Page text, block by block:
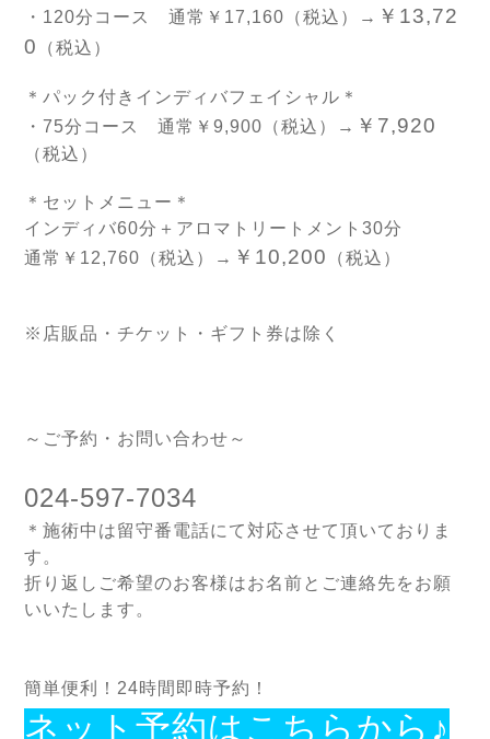
・120分コース 通常￥17,160（税込）→ ￥13,72
0
（税込）
＊パック付きインディバフェイシャル＊
・75分コース 通常￥9,900（税込）→ ￥7,920
（税込）
＊セットメニュー＊
インディバ60分＋アロマトリートメント30分
通常￥12,760（税込）→ ￥10,200 （税込）
※店販品・チケット・ギフト券は除く
～ご予約・お問い合わせ～
024-597-7034
＊施術中は留守番電話にて対応させて頂いておりま
す。
折り返しご希望のお客様はお名前とご連絡先をお願
いいたします。
簡単便利！24時間即時予約！
ネット予約はこちらから♪